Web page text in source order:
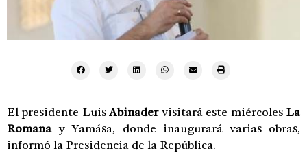
El presidente LuisAbinadervisitará este miércoles La
Romanay Yamása, donde inaugurará varias obras,
informó la Presidencia de la República.